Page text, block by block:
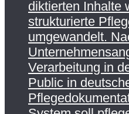
diktierten Inhalte
strukturierte
umgewandelt.
Verarbeitung in
Public in